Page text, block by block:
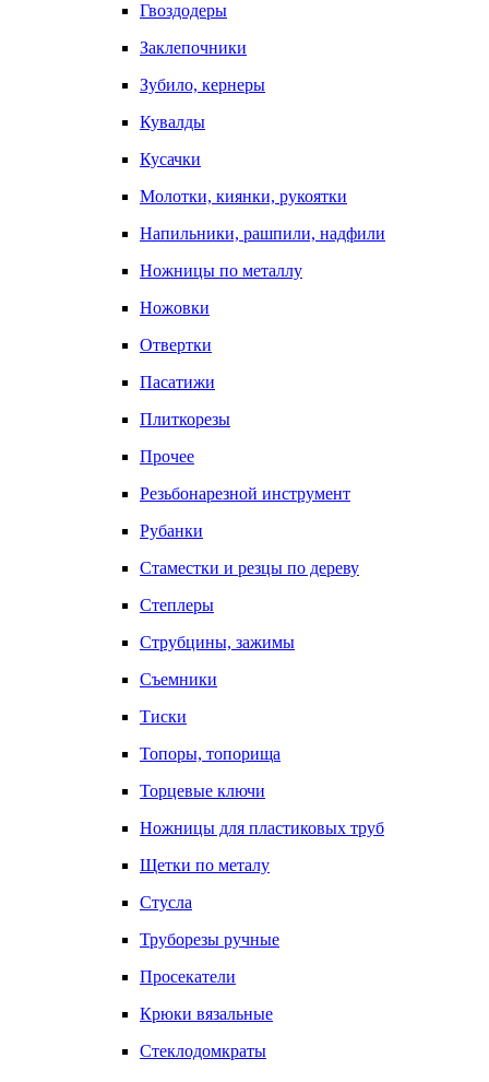
Гвоздодеры
Заклепочники
Зубило, кернеры
Кувалды
Кусачки
Молотки, киянки, рукоятки
Напильники, рашпили, надфили
Ножницы по металлу
Ножовки
Отвертки
Пасатижи
Плиткорезы
Прочее
Резьбонарезной инструмент
Рубанки
Стаместки и резцы по дереву
Степлеры
Струбцины, зажимы
Съемники
Тиски
Топоры, топорища
Торцевые ключи
Ножницы для пластиковых труб
Щетки по металу
Стусла
Труборезы ручные
Просекатели
Крюки вязальные
Стеклодомкраты